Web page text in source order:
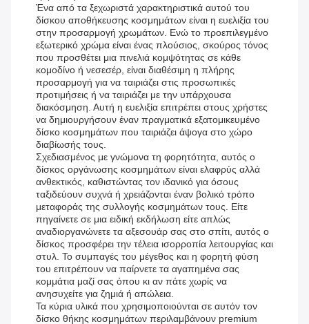
Ένα από τα ξεχωριστά χαρακτηριστικά αυτού του
δίσκου αποθήκευσης κοσμημάτων είναι η ευελιξία του
στην προσαρμογή χρωμάτων. Ενώ το προεπιλεγμένο
εξωτερικό χρώμα είναι ένας πλούσιος, σκούρος τόνος
που προσθέτει μια πινελιά κομψότητας σε κάθε
κομοδίνο ή νεσεσέρ, είναι διαθέσιμη η πλήρης
προσαρμογή για να ταιριάζει στις προσωπικές
προτιμήσεις ή να ταιριάζει με την υπάρχουσα
διακόσμηση. Αυτή η ευελιξία επιτρέπει στους χρήστες
να δημιουργήσουν έναν πραγματικά εξατομικευμένο
δίσκο κοσμημάτων που ταιριάζει άψογα στο χώρο
διαβίωσής τους.
Σχεδιασμένος με γνώμονα τη φορητότητα, αυτός ο
δίσκος οργάνωσης κοσμημάτων είναι ελαφρύς αλλά
ανθεκτικός, καθιστώντας τον ιδανικό για όσους
ταξιδεύουν συχνά ή χρειάζονται έναν βολικό τρόπο
μεταφοράς της συλλογής κοσμημάτων τους. Είτε
πηγαίνετε σε μια ειδική εκδήλωση είτε απλώς
αναδιοργανώνετε τα αξεσουάρ σας στο σπίτι, αυτός ο
δίσκος προσφέρει την τέλεια ισορροπία λειτουργίας και
στυλ. Το συμπαγές του μέγεθος και η φορητή φύση
του επιτρέπουν να παίρνετε τα αγαπημένα σας
κομμάτια μαζί σας όπου κι αν πάτε χωρίς να
ανησυχείτε για ζημιά ή απώλεια.
Τα κύρια υλικά που χρησιμοποιούνται σε αυτόν τον
δίσκο θήκης κοσμημάτων περιλαμβάνουν premium